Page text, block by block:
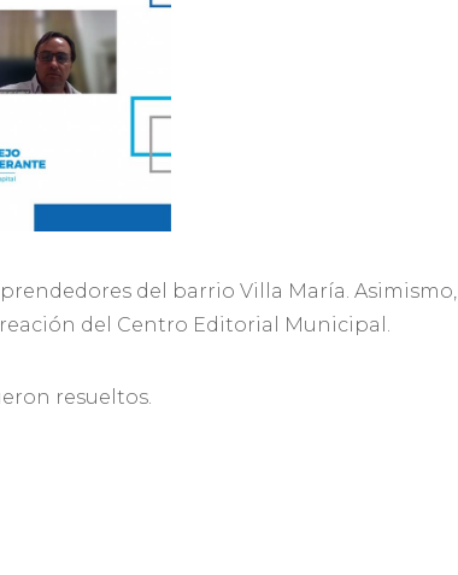
del barrio Villa María. Asimismo,
del Centro Editorial Municipal.
resueltos.